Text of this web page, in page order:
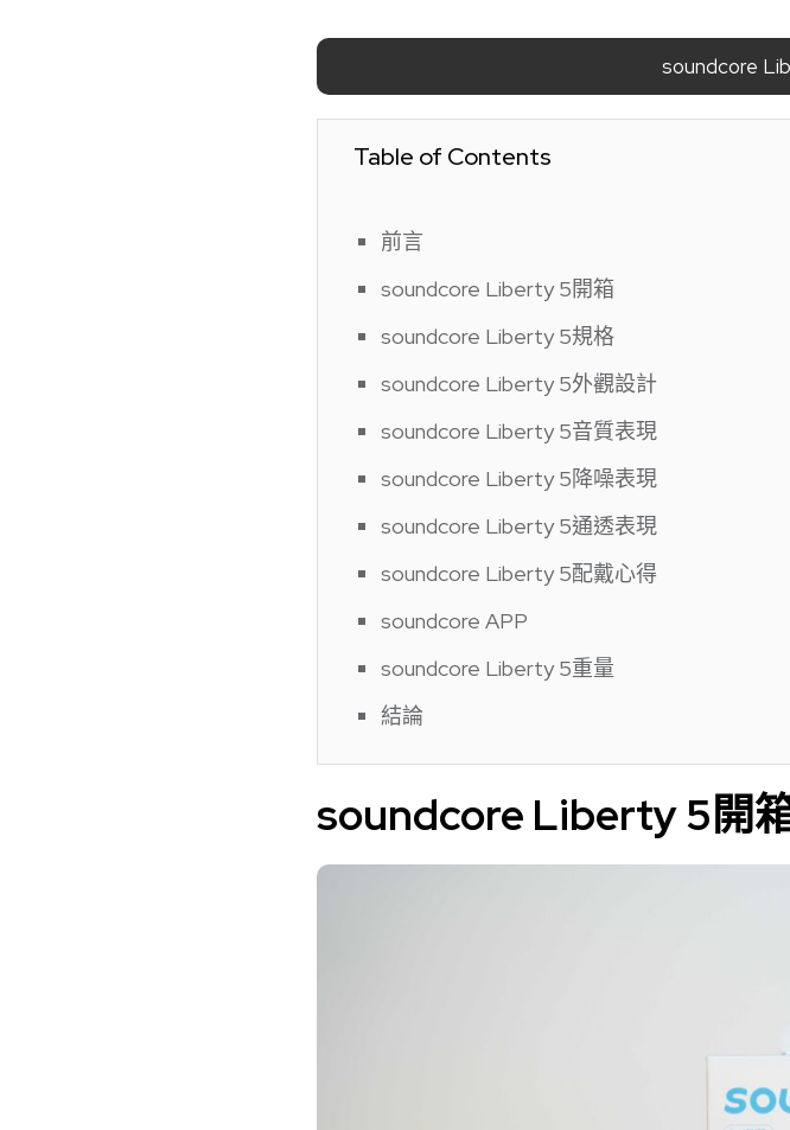
soundcore
Table of Contents
前言
soundcore Liberty 5開箱
soundcore Liberty 5規格
soundcore Liberty 5外觀設計
soundcore Liberty 5音質表現
soundcore Liberty 5降噪表現
soundcore Liberty 5通透表現
soundcore Liberty 5配戴心得
soundcore APP
soundcore Liberty 5重量
結論
soundcore Liberty 5開